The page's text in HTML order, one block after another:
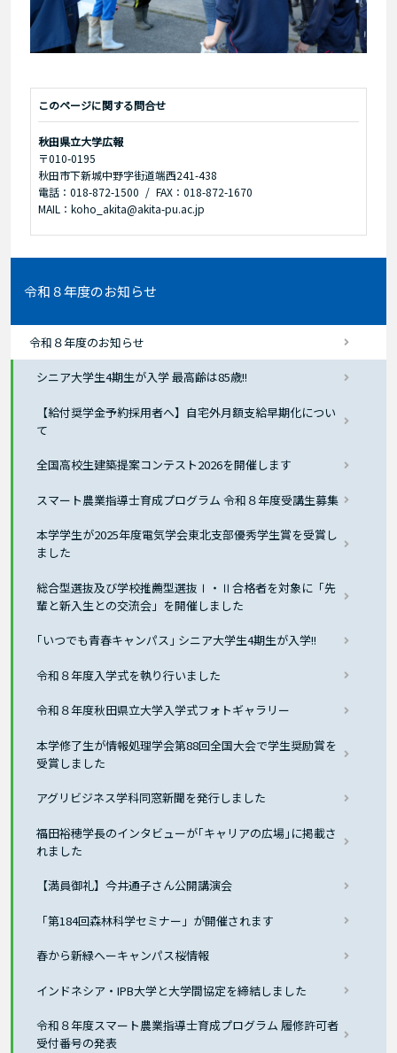
このページに関する問合せ
秋田県立大学広報
〒010-0195
秋田市下新城中野字街道端西241-438
電話：018-872-1500
FAX：018-872-1670
MAIL：koho_akita@akita-pu.ac.jp
令和８年度のお知らせ
令和８年度のお知らせ
シニア大学生4期生が入学 最高齢は85歳!!
【給付奨学金予約採用者へ】自宅外月額支給早期化につい
て
全国高校生建築提案コンテスト2026を開催します
スマート農業指導士育成プログラム 令和８年度受講生募集
本学学生が2025年度電気学会東北支部優秀学生賞を受賞し
ました
総合型選抜及び学校推薦型選抜Ⅰ・Ⅱ合格者を対象に「先
輩と新入生との交流会」を開催しました
｢いつでも青春キャンパス｣ シニア大学生4期生が入学!!
令和８年度入学式を執り行いました
令和８年度秋田県立大学入学式フォトギャラリー
本学修了生が情報処理学会第88回全国大会で学生奨励賞を
受賞しました
アグリビジネス学科同窓新聞を発行しました
福田裕穂学長のインタビューが｢キャリアの広場｣に掲載さ
れました
【満員御礼】今井通子さん公開講演会
「第184回森林科学セミナー」が開催されます
春から新緑へーキャンパス桜情報
インドネシア・IPB大学と大学間協定を締結しました
令和８年度スマート農業指導士育成プログラム 履修許可者
受付番号の発表